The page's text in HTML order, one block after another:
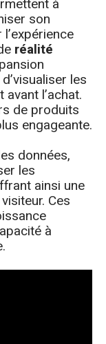
son
réalité
les
l’achat.
de produits
engageante.
données,
les
ainsi une
Ces
à